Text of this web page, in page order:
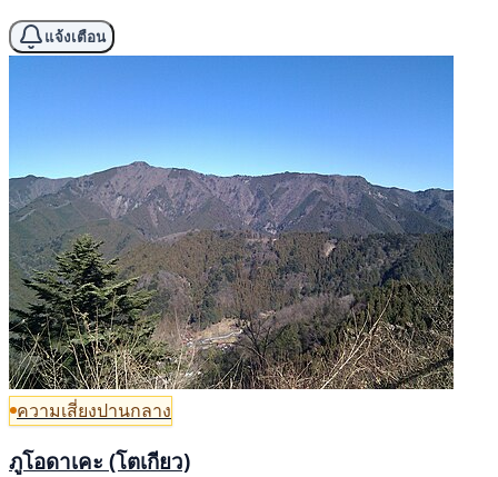
แจ้งเตือน
ความเสี่ยงปานกลาง
ภูโอดาเคะ (โตเกียว)